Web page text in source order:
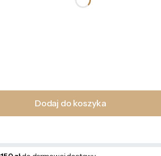
Dodaj do koszyka